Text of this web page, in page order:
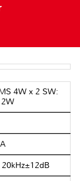
4W x 2 SW:
20kHz±12dB